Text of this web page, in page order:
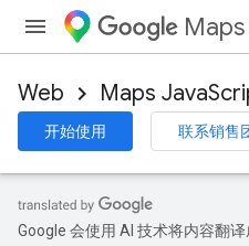
Web Maps
开始使用 联系销售
Google 会使用 AI 技术将内容翻